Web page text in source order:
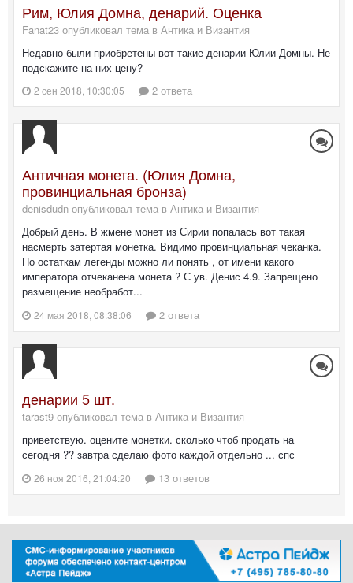
Рим, Юлия Домна, денарий. Оценка
Fanat23 опубликовал тема в Антика и Византия
Недавно были приобретены вот такие денарии Юлии Домны. Не
подскажите на них цену?
2 сен 2018, 10:30:05 2 ответа
Античная монета. (Юлия Домна,
провинциальная бронза)
denisdudn опубликовал тема в Антика и Византия
Добрый день. В жмене монет из Сирии попалась вот такая
насмерть затертая монетка. Видимо провинциальная чеканка.
По остаткам легенды можно ли понять , от имени какого
императора отчеканена монета ? С ув. Денис 4.9. Запрещено
размещение необработ...
24 мая 2018, 08:38:06 2 ответа
денарии 5 шт.
tarast9 опубликовал тема в Антика и Византия
приветствую. оцените монетки. сколько чтоб продать на
сегодня ?? завтра сделаю фото каждой отдельно ... спс
26 ноя 2016, 21:04:20 13 ответов